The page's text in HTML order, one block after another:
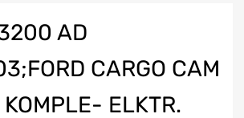
AD
CARGO CAM
KOMPLE- ELKTR.